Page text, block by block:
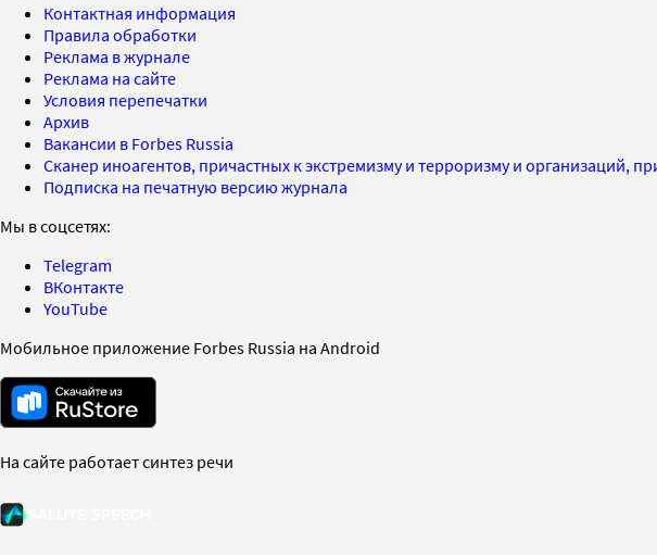
Контактная информация
Правила обработки
Реклама в журнале
Реклама на сайте
Условия перепечатки
Архив
Вакансии в Forbes Russia
Сканер иноагентов, причастных к экстремизму и терроризму и организаций,
Подписка на печатную версию журнала
Мы в соцсетях:
Telegram
ВКонтакте
YouTube
Мобильное приложение Forbes Russia на Android
На сайте работает синтез речи